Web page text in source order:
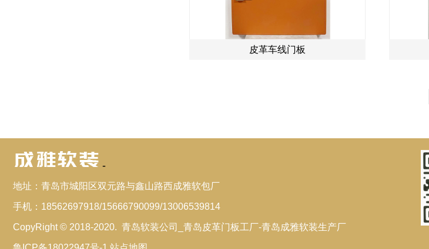
皮革车线门板
-
地址： 青岛市城阳区双元路与鑫山路西成雅软包厂
手机： 18562697918/15666790099/13006539814
CopyRight © 2018-2020. 青岛软装公司_青岛皮革门板工厂-青岛成雅软装生产厂